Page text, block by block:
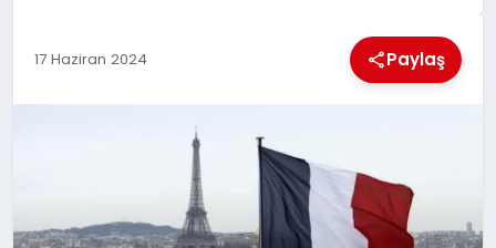
BESLENME
17 Haziran 2024 Paylaş